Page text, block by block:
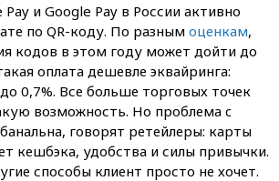
и Google Pay в России активно
по QR-коду. По разным оценкам,
кодов в этом году может дойти до
оплата дешевле эквайринга:
0,7%. Все больше торговых точек
возможность. Но проблема c
говорят ретейлеры: карты
кешбэка, удобства и силы привычки.
способы клиент просто не хочет.